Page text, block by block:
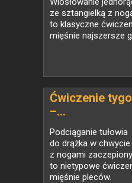
ze sztangielką z
to klasyczne
mięśnie najszersze
Ćwiczenie
–...
Podciąganie tułowia
do drążka w
z nogami
to nietypowe
mięśnie pleców.